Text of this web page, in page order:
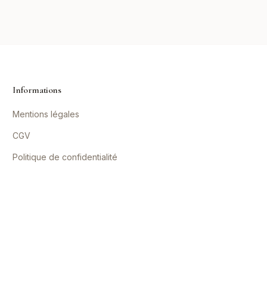
Informations
Mentions légales
CGV
Politique de confidentialité